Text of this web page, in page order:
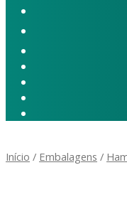
Início / Embalagens /